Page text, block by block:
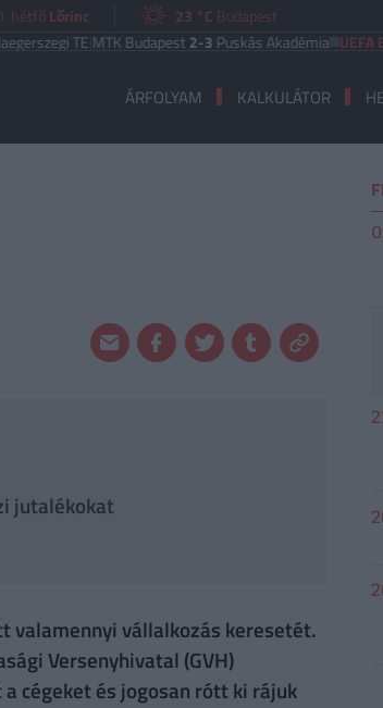
hétfőLőrinc 23 °C Budapest
TE|MTK Budapest2-3Puskás Akadémia UEFA
ÁRFOLYAM KALKULÁTOR
jutalékokat
vállalkozás keresetét.
Versenyhivatal (GVH)
cégeket és jogosan rótt ki rájuk